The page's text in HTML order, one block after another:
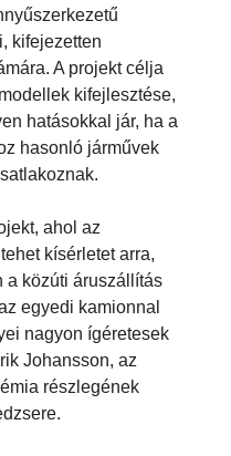
kifejezetten
A projekt célja
kifejlesztése,
hatásokkal jár, ha a
hasonló járművek
ahol az
kísérletet arra,
a közúti áruszállítás
egyedi kamionnal
nagyon ígéretesek
Johansson, az
részlegének